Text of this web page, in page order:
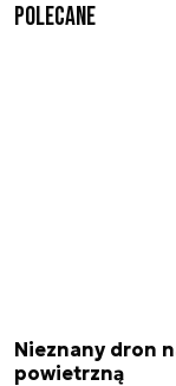
Polecane
Nieznany dron
powietrzną